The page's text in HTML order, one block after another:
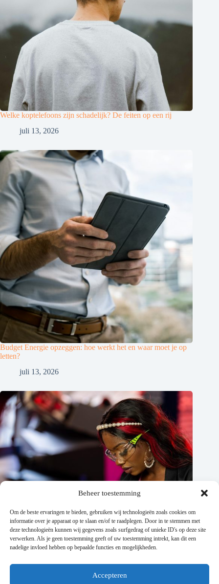
Beheer toestemming
Om de beste ervaringen te bieden, gebruiken wij technologieën zoals cookies om
informatie over je apparaat op te slaan en/of te raadplegen. Door in te stemmen met
deze technologieën kunnen wij gegevens zoals surfgedrag of unieke ID's op deze site
verwerken. Als je geen toestemming geeft of uw toestemming intrekt, kan dit een
nadelige invloed hebben op bepaalde functies en mogelijkheden.
Accepteren
Welke koptelefoons zijn schadelijk? De feiten op een rij
juli 13, 2026
Budget Energie opzeggen: hoe werkt het en waar moet je op
letten?
juli 13, 2026